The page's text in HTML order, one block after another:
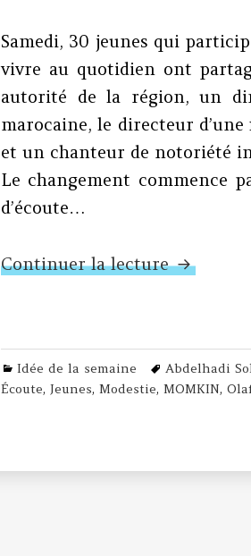
Samedi, 30 jeunes qui
vivre au quotidien ont
autorité de la région, un
marocaine, le directeur
et un chanteur de notoriété
Le changement commence
d’écoute…
Continuer la lectureN°171 –
Categories
Idée de la semaine Tags
Abdelhadi
Écoute,Jeunes,Modestie,MOMKIN,